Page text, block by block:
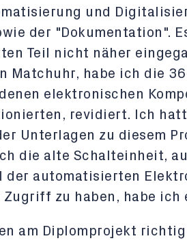
und
der "Dokumentation".
Teil nicht näher
Matchuhr, habe ich die
elektronischen
revidiert. Ich
Unterlagen zu diesem
die alte Schalteinheit,
der automatisierten
Zugriff zu haben, habe ich
am Diplomprojekt